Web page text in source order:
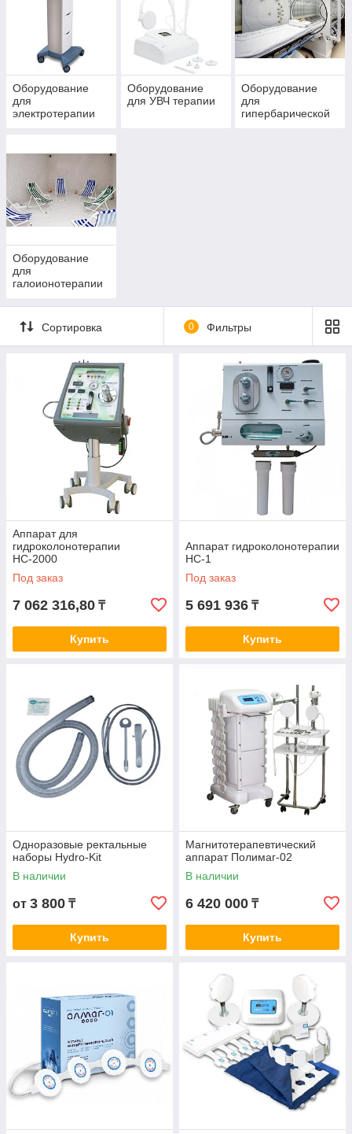
Смотреть ассортимент
применение данного оборудования?
1.
Ситуации, когда медикаментозное лечение
нежелательно, не редкость. В этой ситуации
врачи предлагают воздействовать на организм
природными факторами: водой, теплом, светом,
электричеством. Физические факторы особенно
показаны ослабленным пациентам, в том числе
детям и людям преклонного возраста.
2.
физиотерапии, позволяющие добиться отличных
результатов в лечении многих болезней, даже в
реакций. Физиотерапия также имеет большое
значение в периоды ремиссии и как
профилактика ряда заболеваний.
3.
Физиотерапевтические аппараты с успехом
применяются практически во всех отраслях
медицины, в том числе в гинекологии, урологии и
акушерстве. Широко распространены они и в
практике лечения неврологических болезней. В
косметологии ультразвук – один из эффективных
и современных методов работы.
У нас есть много всего. Изучить каталог!
Что нужно для кабинета
физиопроцедур?
Для оснащения кабинета вам понадобятся аппараты
Оборудование
для
электротерапии
Оборудование
для УВЧ терапии
Оборудование
для
гипербарической
Оборудование
для
галоионотерапии
Сортировка 0 Фильтры
Аппарат для
гидроколонотерапии
НС-2000
Под заказ
7 062 316,80 ₸
Купить
Аппарат гидроколонотерапии
НС-1
Под заказ
5 691 936 ₸
Купить
Одноразовые ректальные
наборы Hydro-Kit
В наличии
от 3 800 ₸
Купить
Магнитотерапевтический
аппарат Полимаг-02
В наличии
6 420 000 ₸
Купить